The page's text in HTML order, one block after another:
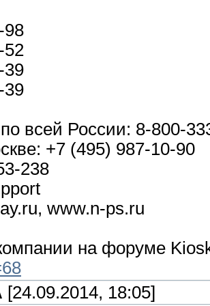
98
52
39
39
всей России: 8-800-
+7 (495) 987-10-90
238
www.n-ps.ru
на форуме
[24.09.2014, 18:05]